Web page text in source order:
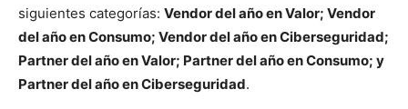
siguientes categorías: Vendor del año en Valor; Vendor
del año en Consumo; Vendor del año en Ciberseguridad;
Partner del año en Valor; Partner del año en Consumo; y
Partner del año en Ciberseguridad.